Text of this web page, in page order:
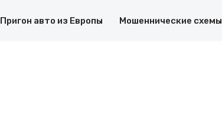
Пригон авто из Европы Мошеннические схемы